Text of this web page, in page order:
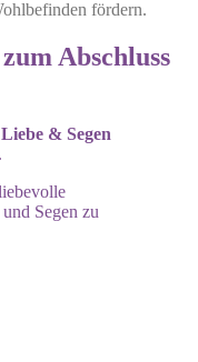
fördern.
Abschluss
& Segen
Segen zu